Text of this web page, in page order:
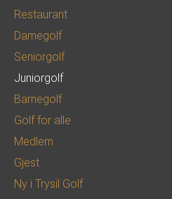
Restaurant
Damegolf
Seniorgolf
Juniorgolf
Barnegolf
Golf for alle
Medlem
Gjest
Ny i Trysil Golf